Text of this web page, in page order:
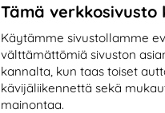
Tämä
Käytämme sivustollamme
välttämättömiä sivuston
kannalta, kun taas toiset
kävijäliikennettä sekä
mainontaa.